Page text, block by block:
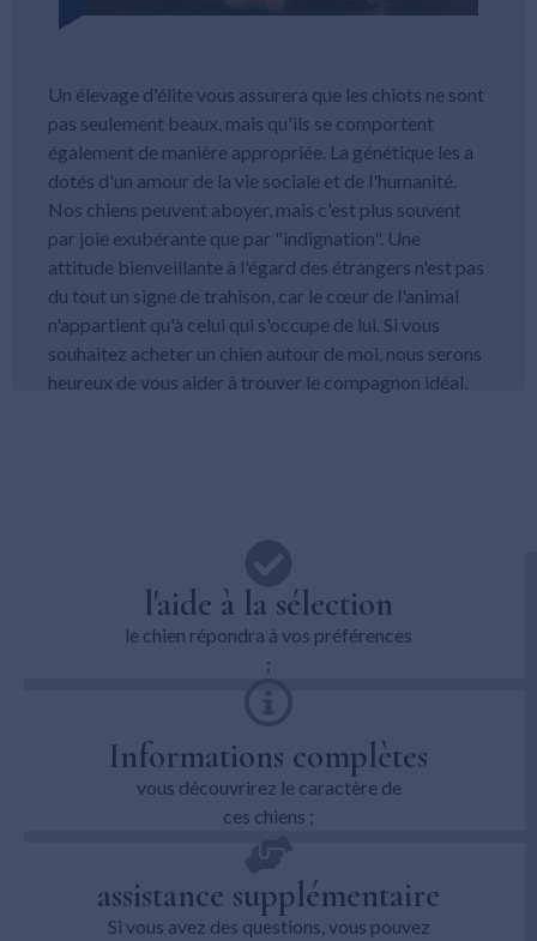
Un élevage d'élite vous assurera que les chiots ne sont
pas seulement beaux, mais qu'ils se comportent
également de manière appropriée. La génétique les a
dotés d'un amour de la vie sociale et de l'humanité.
Nos chiens peuvent aboyer, mais c'est plus souvent
par joie exubérante que par "indignation". Une
attitude bienveillante à l'égard des étrangers n'est pas
du tout un signe de trahison, car le cœur de l'animal
n'appartient qu'à celui qui s'occupe de lui. Si vous
souhaitez acheter un chien autour de moi, nous serons
heureux de vous aider à trouver le compagnon idéal.
l'aide à la sélection
le chien répondra à vos préférences
;
Informations complètes
vous découvrirez le caractère de
ces chiens ;
assistance supplémentaire
Si vous avez des questions, vous pouvez